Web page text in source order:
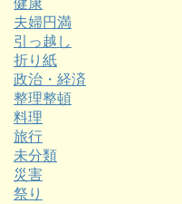
健康
夫婦円満
引っ越し
折り紙
政治・経済
整理整頓
料理
旅行
未分類
災害
祭り